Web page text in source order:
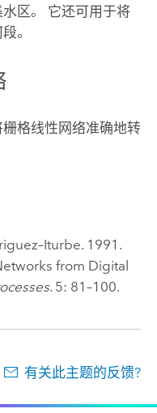
区。 它还可用于将
。
格线性网络准确地转
1991.
from Digital
. 5: 81–100.
有关此主题的反馈?